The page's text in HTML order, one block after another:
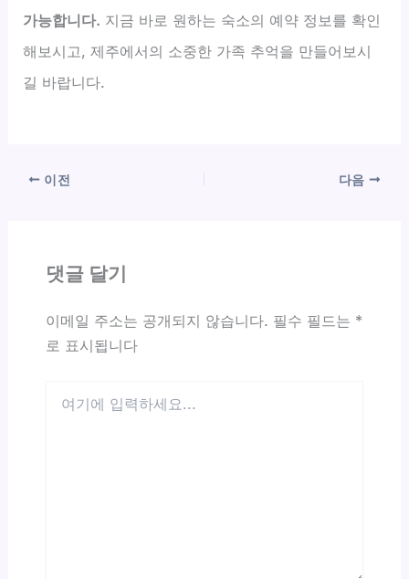
가능합니다. 지금 바로 원하는 숙소의 예약 정보를 확인
해보시고, 제주에서의 소중한 가족 추억을 만들어보시
길 바랍니다.
이전 다음
댓글 달기
이메일 주소는 공개되지 않습니다. 필수 필드는 *
로 표시됩니다